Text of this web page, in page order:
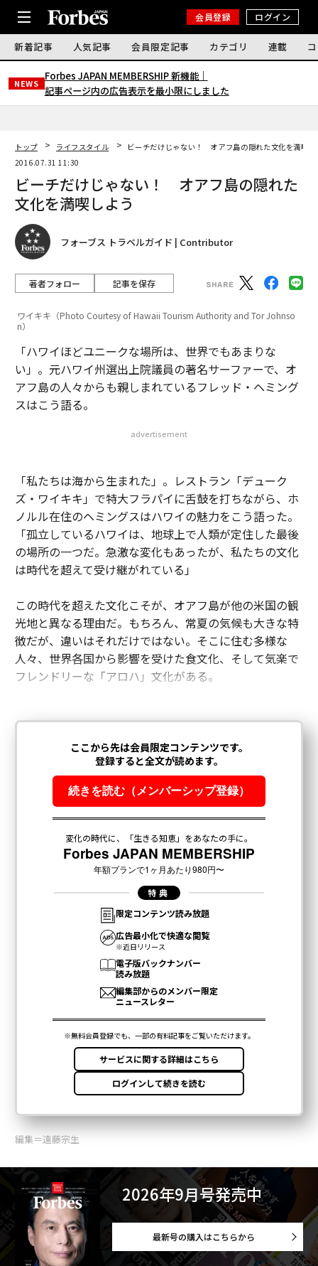
会員登録 ログイン
新着記事 人気記事 会員限定記事 カテゴリ 連載
NEWS
Forbes JAPAN MEMBERSHIP 新機能｜
記事ページ内の広告表示を最小限にしました
トップ ライフスタイル
ビーチだけじゃない！ オアフ島の隠れた文化を満喫し
2016.07.31 11:30
ビーチだけじゃない！ オアフ島の隠れた
文化を満喫しよう
フォーブス トラベルガイド | Contributor
著者フォロー 記事を保存
ワイキキ（Photo Courtesy of Hawaii Tourism Authority and Tor Johnso
n）
「ハワイほどユニークな場所は、世界でもあまりな
い」。元ハワイ州選出上院議員の著名サーファーで、オ
アフ島の人々からも親しまれているフレッド・ヘミング
スはこう語る。
advertisement
「私たちは海から生まれた」。レストラン「デューク
ズ・ワイキキ」で特大フラパイに舌鼓を打ちながら、ホ
ノルル在住のヘミングスはハワイの魅力をこう語った。
「孤立しているハワイは、地球上で人類が定住した最後
の場所の一つだ。急激な変化もあったが、私たちの文化
は時代を超えて受け継がれている」
この時代を超えた文化こそが、オアフ島が他の米国の観
光地と異なる理由だ。もちろん、常夏の気候も大きな特
徴だが、違いはそれだけではない。そこに住む多様な
人々、世界各国から影響を受けた食文化、そして気楽で
フレンドリーな「アロハ」文化がある。
編集＝遠藤宗生
2026年9月号発売中
最新号の購入はこちらから